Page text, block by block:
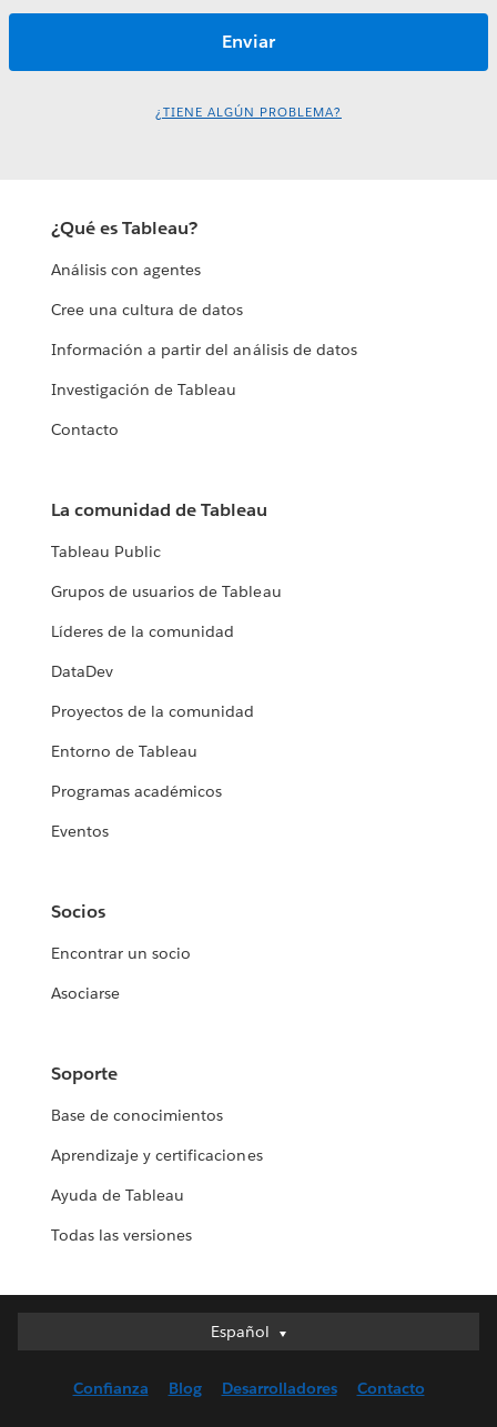
¿TIENE ALGÚN PROBLEMA?
¿Qué es Tableau?
Análisis con agentes
Cree una cultura de datos
Información a partir del análisis de datos
Investigación de Tableau
Contacto
La comunidad de Tableau
Tableau Public
Grupos de usuarios de Tableau
Líderes de la comunidad
DataDev
Proyectos de la comunidad
Entorno de Tableau
Programas académicos
Eventos
Socios
Encontrar un socio
Asociarse
Soporte
Base de conocimientos
Aprendizaje y certificaciones
Ayuda de Tableau
Todas las versiones
Español
Español
English (UK)
Confianza Blog Desarrolladores Contacto